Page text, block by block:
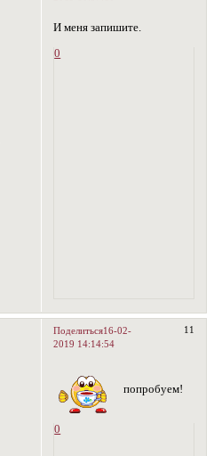
И меня запишите.
0
Поделиться 11
16-02-
2019 14:14:54
попробуем!
0